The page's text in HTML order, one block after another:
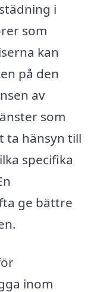
i
som
kan
på den
av
som
ta hänsyn till
specifika
ge bättre
inom